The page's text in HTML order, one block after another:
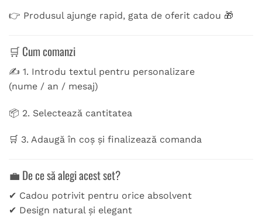
👉 Produsul ajunge rapid, gata de oferit cadou 🎁
🛒 Cum comanzi
✍️ 1. Introdu textul pentru personalizare
(nume / an / mesaj)
📦 2. Selectează cantitatea
🛒 3. Adaugă în coș și finalizează comanda
💼 De ce să alegi acest set?
✔ Cadou potrivit pentru orice absolvent
✔ Design natural și elegant